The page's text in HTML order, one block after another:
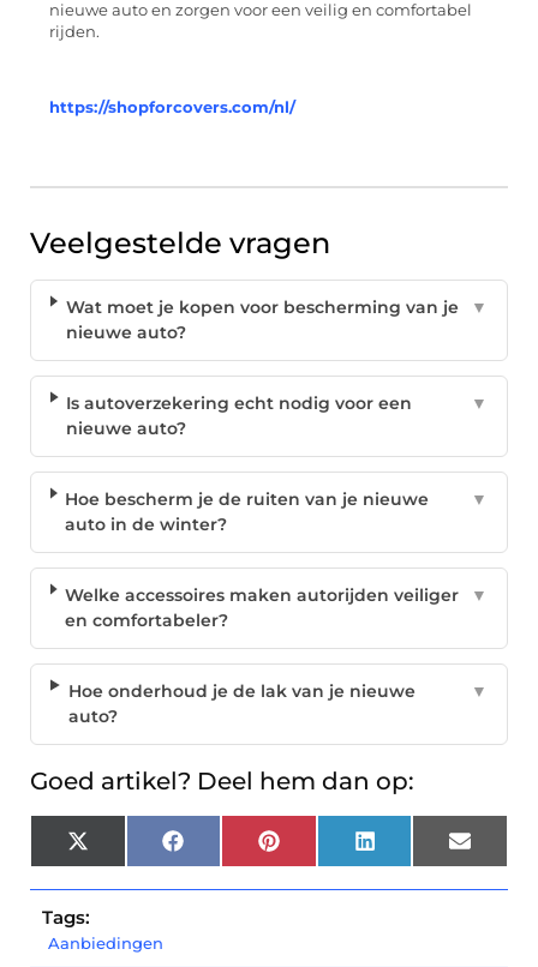
nieuwe auto en zorgen voor een veilig en comfortabel
rijden.
https://shopforcovers.com/nl/
Veelgestelde vragen
Wat moet je kopen voor bescherming van je
nieuwe auto?
▼
Is autoverzekering echt nodig voor een
nieuwe auto?
▼
Hoe bescherm je de ruiten van je nieuwe
auto in de winter?
▼
Welke accessoires maken autorijden veiliger
en comfortabeler?
▼
Hoe onderhoud je de lak van je nieuwe
auto?
▼
Goed artikel? Deel hem dan op:
X
(Twitter)
Facebook Pinterest LinkedIn Email
Tags:
Aanbiedingen